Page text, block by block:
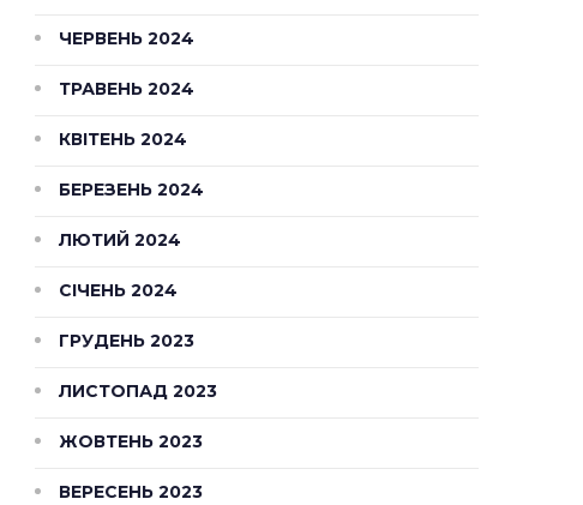
ЧЕРВЕНЬ 2024
ТРАВЕНЬ 2024
КВІТЕНЬ 2024
БЕРЕЗЕНЬ 2024
ЛЮТИЙ 2024
СІЧЕНЬ 2024
ГРУДЕНЬ 2023
ЛИСТОПАД 2023
ЖОВТЕНЬ 2023
ВЕРЕСЕНЬ 2023